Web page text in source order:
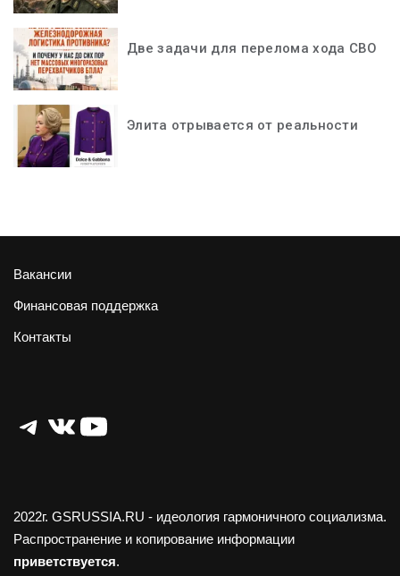
Две задачи для перелома хода СВО
Элита отрывается от реальности
Вакансии
Финансовая поддержка
Контакты
Telegram
ВКонтакте
YouTube
2022г. GSRUSSIA.RU - идеология гармоничного социализма.
Распространение и копирование информации
приветствуется.